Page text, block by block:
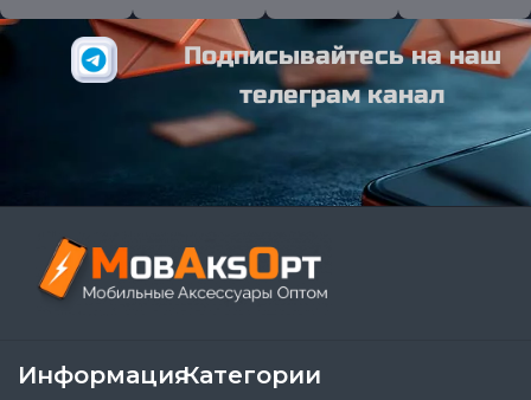
Подписывайтесь на наш
телеграм канал
ИнформацияКатегории